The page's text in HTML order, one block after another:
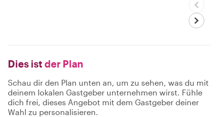
Dies ist der Plan
Schau dir den Plan unten an, um zu sehen, was du mit
deinem lokalen Gastgeber unternehmen wirst. Fühle
dich frei, dieses Angebot mit dem Gastgeber deiner
Wahl zu personalisieren.